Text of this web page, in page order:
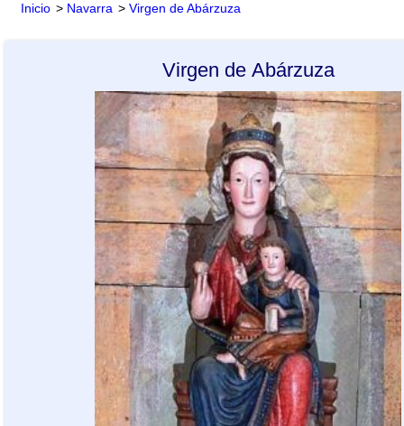
Inicio > Navarra > Virgen de Abárzuza
Virgen de Abárzuza